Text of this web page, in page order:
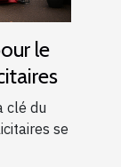
le
clé du
se